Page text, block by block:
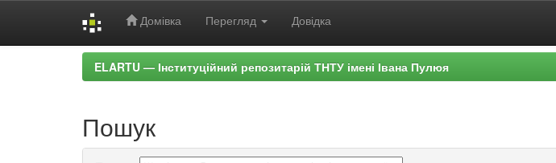
Домівка Перегляд Довідка
ELARTU — Інституційний репозитарій ТНТУ імені Івана Пулюя
Пошук